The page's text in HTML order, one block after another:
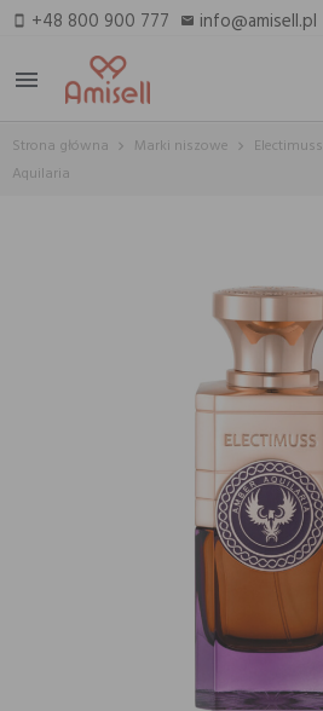
smartphone +48 800 900 777 email info@amisell.pl
menu
Strona główna Marki niszowe Electimuss
Aquilaria